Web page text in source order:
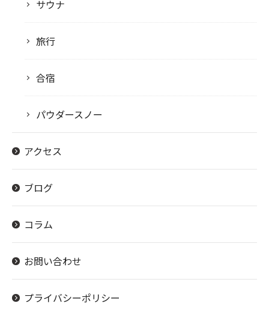
サウナ
旅行
合宿
パウダースノー
アクセス
ブログ
コラム
お問い合わせ
プライバシーポリシー